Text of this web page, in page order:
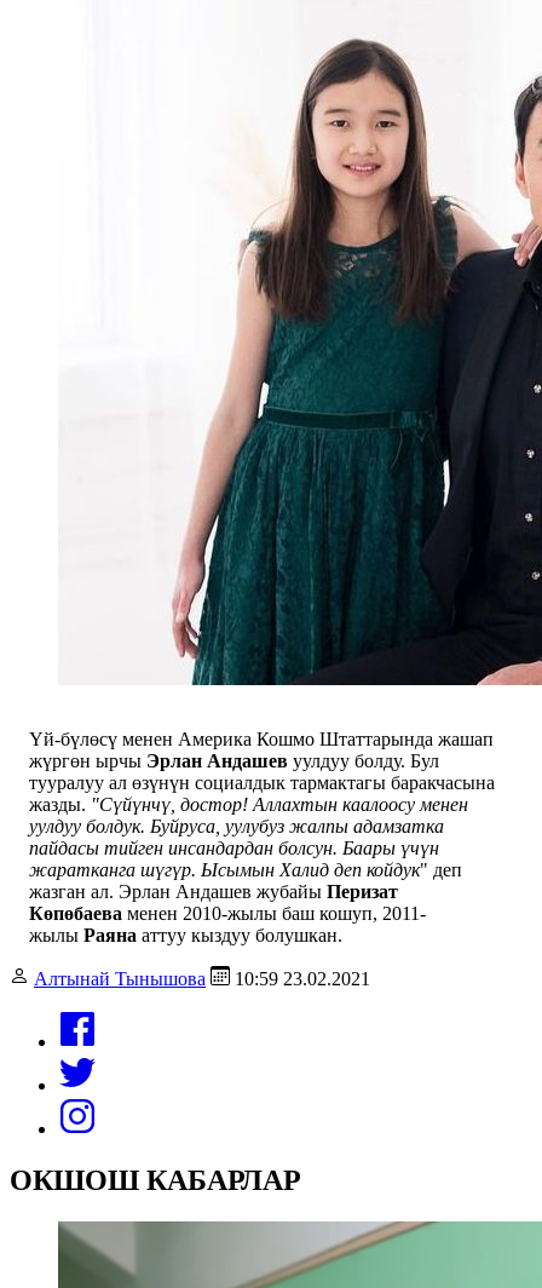
Үй-бүлөсү менен Америка Кошмо Штаттарында жашап
жүргөн ырчы Эрлан Андашев уулдуу болду. Бул
тууралуу ал өзүнүн социалдык тармактагы баракчасына
жазды. "Сүйүнчү, достор! Аллахтын каалоосу менен
уулдуу болдук. Буйруса, уулубуз жалпы адамзатка
пайдасы тийген инсандардан болсун. Баары үчүн
жаратканга шүгүр. Ысымын Халид деп койдук" деп
жазган ал. Эрлан Андашев жубайы Перизат
Көпөбаева менен 2010-жылы баш кошуп, 2011-
жылы Раяна аттуу кыздуу болушкан.
Алтынай Тынышова 10:59 23.02.2021
ОКШОШ КАБАРЛАР